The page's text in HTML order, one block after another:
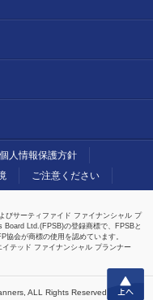
個人情報保護方針
ご注意ください
よびサーティファイド ファイナンシャル プ
Ltd.(FPSB)の登録商標で、FPSBと
会が商標の使用を認めています。
テッド ファイナンシャル プランナー
ALL Rights Reserved.